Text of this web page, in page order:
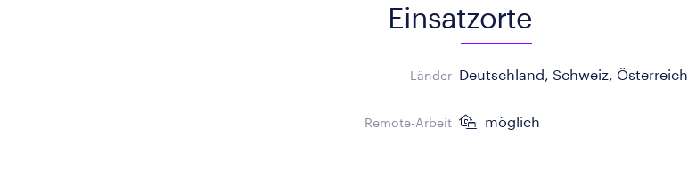
Einsatzorte
Länder Deutschland, Schweiz, Österreich
Remote-Arbeit möglich